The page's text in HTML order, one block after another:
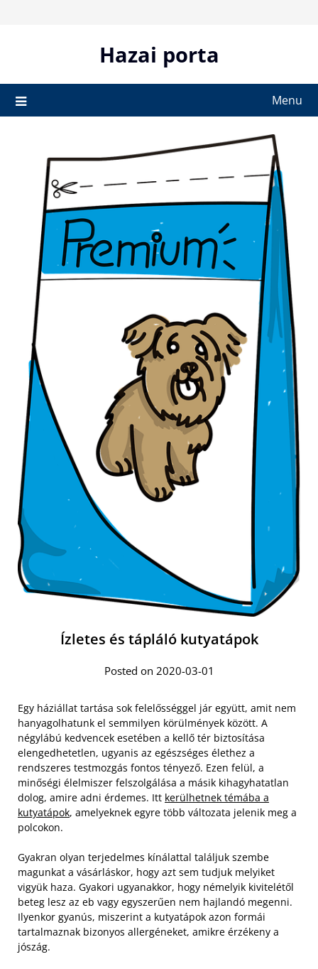
Hazai porta
Menu
Ízletes és tápláló kutyatápok
Posted on 2020-03-01
Egy háziállat tartása sok felelősséggel jár együtt, amit nem
hanyagolhatunk el semmilyen körülmények között. A
négylábú kedvencek esetében a kellő tér biztosítása
elengedhetetlen, ugyanis az egészséges élethez a
rendszeres testmozgás fontos tényező. Ezen felül, a
minőségi élelmiszer felszolgálása a másik kihagyhatatlan
dolog, amire adni érdemes. Itt kerülhetnek témába a
kutyatápok, amelyeknek egyre több változata jelenik meg a
polcokon.
Gyakran olyan terjedelmes kínálattal találjuk szembe
magunkat a vásárláskor, hogy azt sem tudjuk melyiket
vigyük haza. Gyakori ugyanakkor, hogy némelyik kivitelétől
beteg lesz az eb vagy egyszerűen nem hajlandó megenni.
Ilyenkor gyanús, miszerint a kutyatápok azon formái
tartalmaznak bizonyos allergéneket, amikre érzékeny a
jószág.